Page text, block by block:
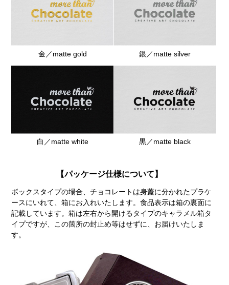
金／matte gold 銀／matte silver
白／matte white 黒／matte black
【パッケージ仕様について】
ボックスタイプの場合、チョコレートは身蓋に分かれたプラケ
ースにいれて、箱にお入れいたします。食品表示は箱の裏面に
記載しています。箱は左右から開けるタイプのキャラメル箱タ
イプですが、この箇所の封止め等はせずに、お届けいたしま
す。